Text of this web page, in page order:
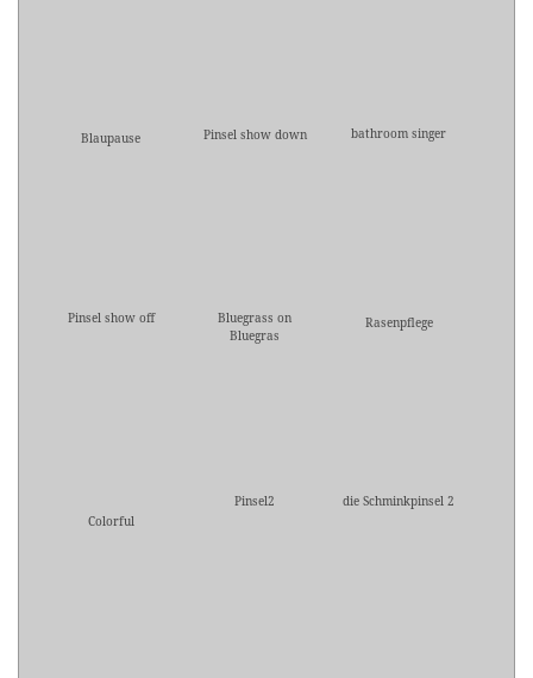
Blaupause Pinsel show down bathroom singer
Pinsel show off
Bluegrass on
Bluegras
Rasenpflege
Colorful
Pinsel2 die Schminkpinsel 2